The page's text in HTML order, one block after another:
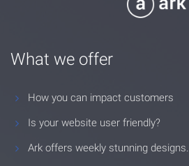
What we offer
How you can impact customers
Is your website user friendly?
Ark offers weekly stunning designs.